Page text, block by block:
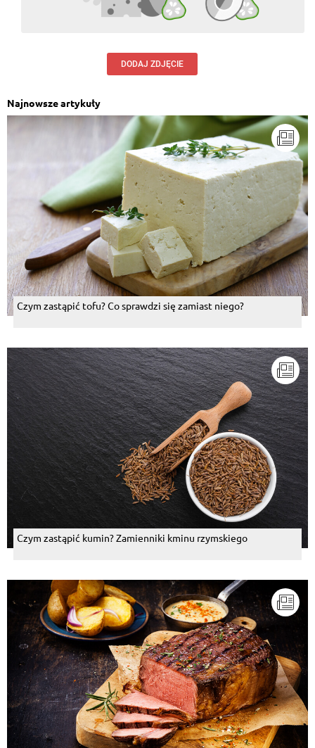
DODAJ ZDJĘCIE
Najnowsze artykuły
Czym zastąpić tofu? Co sprawdzi się zamiast niego?
Czym zastąpić kumin? Zamienniki kminu rzymskiego